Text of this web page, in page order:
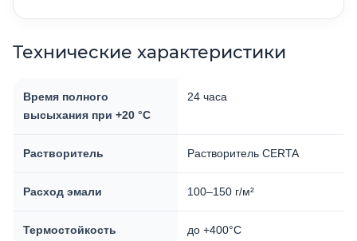
Технические характеристики
Время полного
высыхания при +20 °C
24 часа
Растворитель Растворитель CERTA
Расход эмали 100–150 г/м²
Термостойкость до +400°C